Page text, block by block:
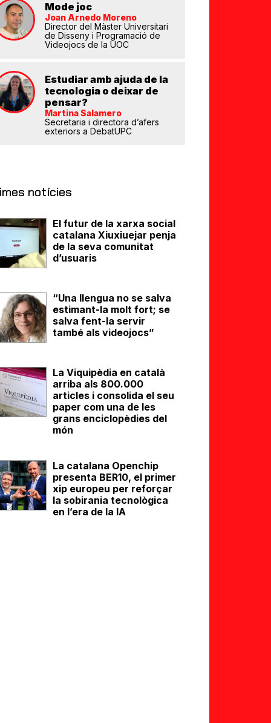
Mode joc
Joan Arnedo Moreno
Director del Màster Universitari
de Disseny i Programació de
Videojocs de la UOC
Estudiar amb ajuda de la
tecnologia o deixar de
pensar?
Martina Salamero
Secretaria i directora d’afers
exteriors a DebatUPC
notícies
El futur de la xarxa social
catalana Xiuxiuejar penja
de la seva comunitat
d’usuaris
“Una llengua no se salva
estimant-la molt fort; se
salva fent-la servir
també als videojocs”
La Viquipèdia en català
arriba als 800.000
articles i consolida el seu
paper com una de les
grans enciclopèdies del
món
La catalana Openchip
presenta BER10, el primer
xip europeu per reforçar
la sobirania tecnològica
en l’era de la IA